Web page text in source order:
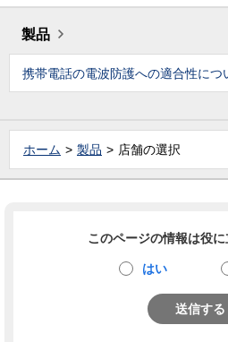
製品
携帯電話の電波防護への適合性につ
ホーム 製品 店舗の選択
このページの情報は役
はい
送信する